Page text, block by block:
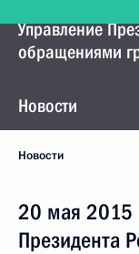
Управление
обращениями
Новости
Новости
20 мая 2015
Президента